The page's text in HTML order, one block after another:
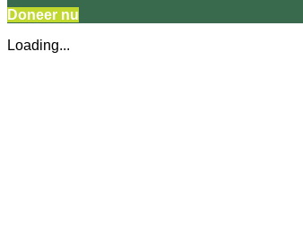
Doneer nu
Loading...